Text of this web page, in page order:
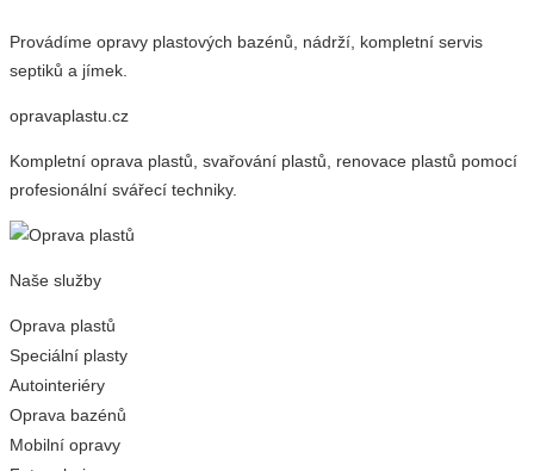
Provádíme opravy plastových bazénů, nádrží, kompletní servis
septiků a jímek.
opravaplastu.cz
Kompletní oprava plastů, svařování plastů, renovace plastů pomocí
profesionální svářecí techniky.
Naše služby
Oprava plastů
Speciální plasty
Autointeriéry
Oprava bazénů
Mobilní opravy